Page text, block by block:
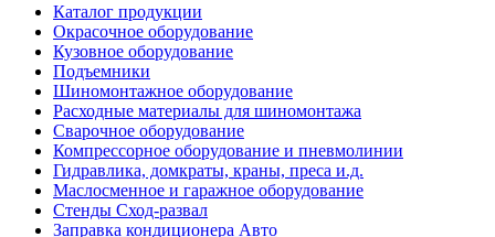
Каталог продукции
Окрасочное оборудование
Кузовное оборудование
Подъемники
Шиномонтажное оборудование
Расходные материалы для шиномонтажа
Сварочное оборудование
Компрессорное оборудование и пневмолинии
Гидравлика, домкраты, краны, преса и.д.
Маслосменное и гаражное оборудование
Стенды Сход-развал
Заправка кондиционера Авто